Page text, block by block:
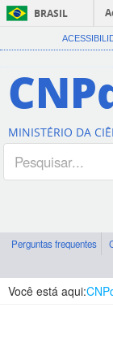
BRASIL
MINISTÉRIO DA
Perguntas frequentes
Você está aqui: